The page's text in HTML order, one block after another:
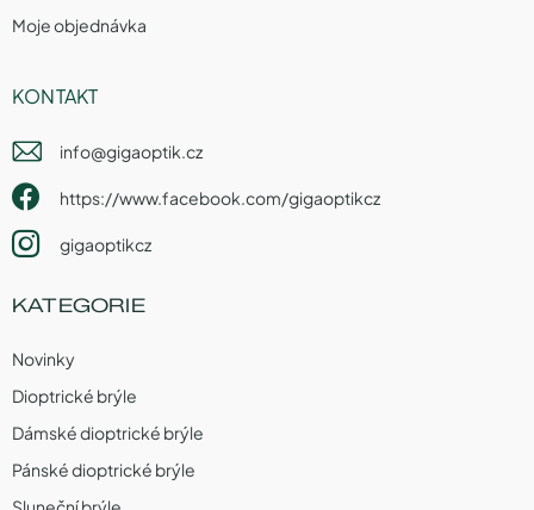
Moje objednávka
KONTAKT
info@gigaoptik.cz
https://www.facebook.com/gigaoptikcz
gigaoptikcz
KATEGORIE
Novinky
Dioptrické brýle
Dámské dioptrické brýle
Pánské dioptrické brýle